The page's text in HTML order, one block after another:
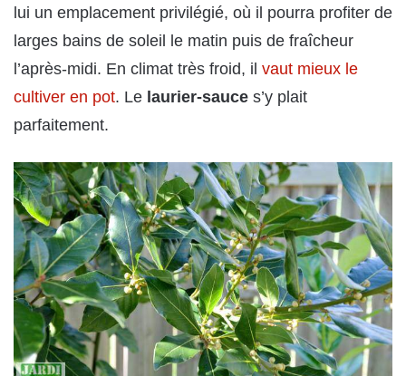
lui un emplacement privilégié, où il pourra profiter de
larges bains de soleil le matin puis de fraîcheur
l’après-midi. En climat très froid, il vaut mieux le
cultiver en pot. Le laurier-sauce s’y plait
parfaitement.